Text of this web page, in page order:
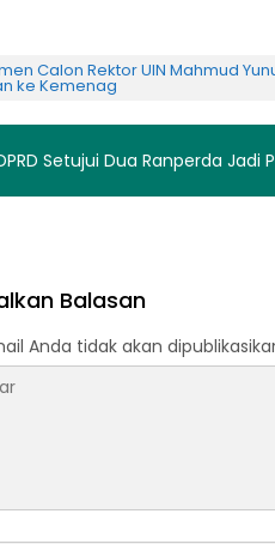
Calon Rektor UIN Mahmud
ke Kemenag
Setujui Dua Ranperda Jadi
Balasan
Anda tidak akan